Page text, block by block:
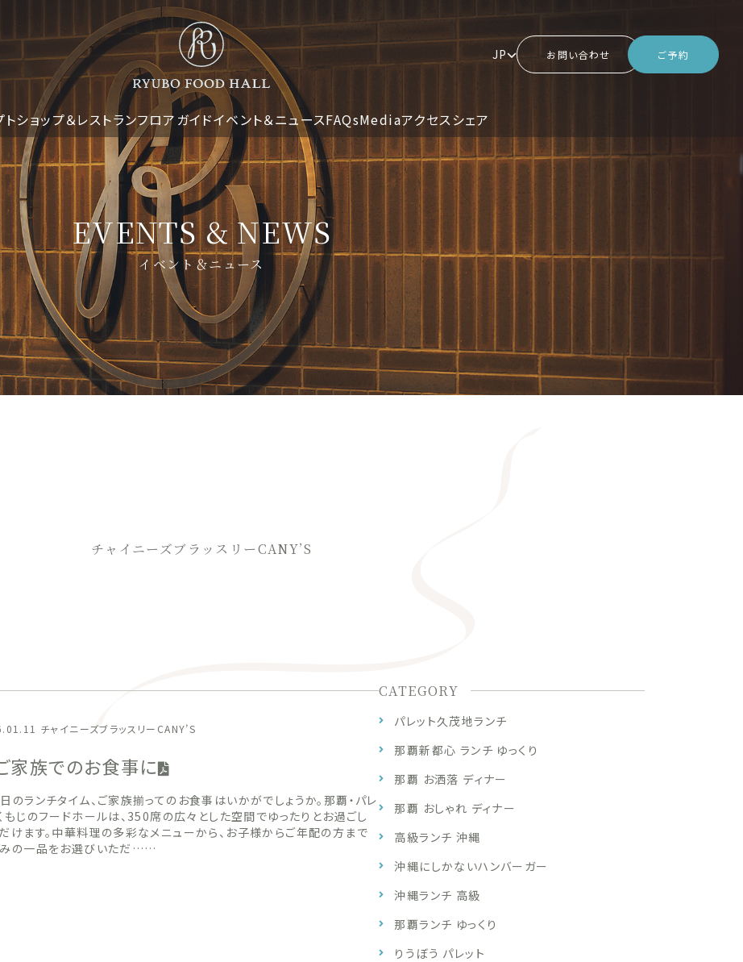
JP お問い合わせ ご予約
トショップ＆レストランフロアガイドイベント＆ニュースFAQsMediaアクセス シェア
EVENTS & NEWS
イベント＆ニュース
チャイニーズブラッスリーCANY’S
チャイニーズブラッスリーCANY’S
家族でのお食事に
のランチタイム、ご家族揃ってのお食事はいかがでしょうか。那覇・パレ
もじのフードホールは、350席の広々とした空間でゆったりとお過ごし
けます。中華料理の多彩なメニューから、お子様からご年配の方まで
の一品をお選びいただ……
CATEGORY
パレット久茂地ランチ
那覇新都心 ランチ ゆっくり
那覇 お洒落 ディナー
那覇 おしゃれ ディナー
高級ランチ 沖縄
沖縄にしかないハンバーガー
沖縄ランチ 高級
那覇ランチ ゆっくり
りうぼう パレット